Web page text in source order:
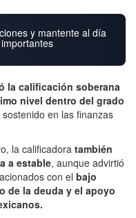
y mantente al día
la calificación soberana
nivel dentro del grado
en las finanzas
la calificadora también
a estable, aunque advirtió
con el bajo
de la deuda y el apoyo